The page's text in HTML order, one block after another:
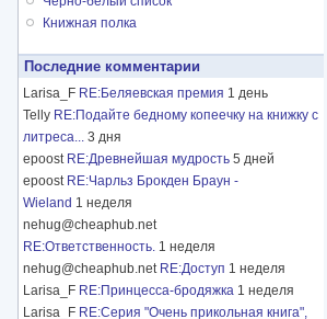
Книжная полка
Последние комментарии
Larisa_F RE:Беляевская премия 1 день
Telly RE:Подайте бедному копеечку на книжку с
литреса... 3 дня
epoost RE:Древнейшая мудрость 5 дней
epoost RE:Чарльз Брокден Браун -
Wieland 1 неделя
nehug@cheaphub.net
RE:Ответственность. 1 неделя
nehug@cheaphub.net RE:Доступ 1 неделя
Larisa_F RE:Принцесса-бродяжка 1 неделя
Larisa_F RE:Серия "Очень прикольная книга",